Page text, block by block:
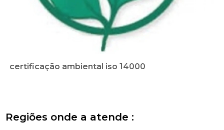
certificação ambiental iso 14000
Regiões onde a atende :